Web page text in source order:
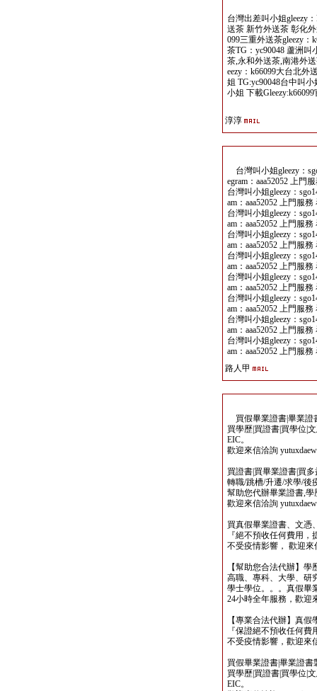
台灣出差叫小姐gleezy
送茶 新竹外送茶 彰化
099三重外送茶gleezy
茶TG：yc90048 蘆洲
茶,永和外送茶,南港外
eezy：k66099大台北外
姐 TG:yc90048台中叫
小姐 下載
淳淳
台灣叫小姐gleezy：
egram：aaa52052 上門
台灣叫小姐gleezy：
am：aaa52052 上門服
台灣叫小姐gleezy：
am：aaa52052 上門服
台灣叫小姐gleezy：
am：aaa52052 上門服
台灣叫小姐gleezy：
am：aaa52052 上門服
台灣叫小姐gleezy：
am：aaa52052 上門服
台灣叫小姐gleezy：
am：aaa52052 上門服
台灣叫小姐gleezy：
am：aaa52052 上門服
台灣叫小姐gleezy：
am：aaa52052 上門服
路人甲
買假畢業證書|畢業證
買學歷|買證書|買學位|
EIC。
歡迎來信洽詢
買證書|買畢業證書|買多
轉職/跳槽/升遷/求學/後
幫助您代辦畢業證書,學
歡迎來信洽詢
買真假畢業證書、文憑
『絕不預收任何費用
不受疫情影響， 歡迎來
【幫助您合法代辦】
高職、專科、大學、研
學士學位。。。真假畢
24小時全年服務，歡迎
【專業合法代辦】真
『保證絕不預收任何
不受疫情影響，歡迎來
買假畢業證書|畢業證書
買學歷|買證書|買學位|
EIC。